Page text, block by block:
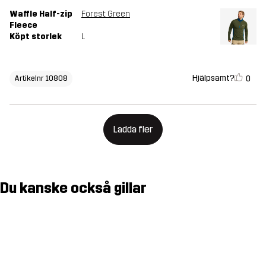
Waffle Half-zip
Fleece
Forest Green
Köpt storlek L
Artikelnr 10808 Hjälpsamt? 0
Ladda fler
Du kanske också gillar